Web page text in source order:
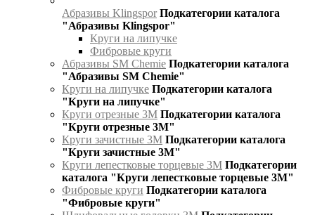
Абразивы Klingspor Подкатегории каталога
"Абразивы Klingspor"
Круги на липучке
Фибровые круги
Абразивы SM Chemie Подкатегории каталога
"Абразивы SM Chemie"
Круги на липучке Подкатегории каталога
"Круги на липучке"
Круги отрезные 3М Подкатегории каталога
"Круги отрезные 3М"
Круги зачистные 3М Подкатегории каталога
"Круги зачистные 3М"
Круги лепестковые торцевые 3М Подкатегории
каталога "Круги лепестковые торцевые 3М"
Фибровые круги Подкатегории каталога
"Фибровые круги"